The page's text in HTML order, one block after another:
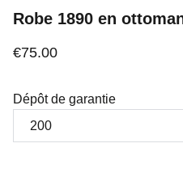
Robe 1890 en
€75.00
Dépôt de garantie